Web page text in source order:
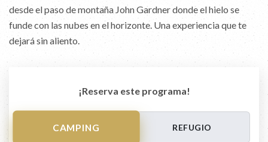
desde el paso de montaña John Gardner donde el hielo se
funde con las nubes en el horizonte. Una experiencia que te
dejará sin aliento.
¡Reserva este programa!
CAMPING REFUGIO